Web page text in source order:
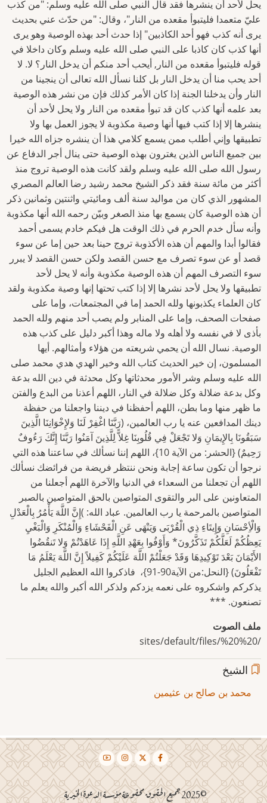
ملف الصوت
/sites/default/files/%20%20
الشيخ
محمد بن صالح بن عثيمين
©2025 جميع الحقوق محفوظة مؤسسة الدعوة الخيرية